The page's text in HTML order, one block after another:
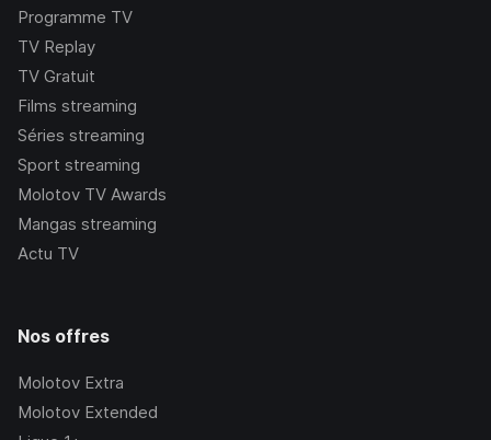
Programme TV
TV Replay
TV Gratuit
Films streaming
Séries streaming
Sport streaming
Molotov TV Awards
Mangas streaming
Actu TV
Nos offres
Molotov Extra
Molotov Extended